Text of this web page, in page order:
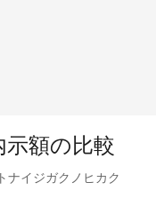
額の比較
ナイジガクノヒカク